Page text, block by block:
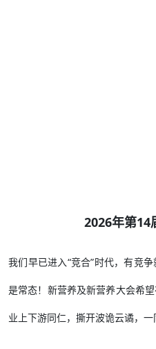
2026年第14
我们早已进入“竞合”时代，有竞
是常态！新营养及新营养大会希
业上下游同仁，撕开波诡云谲，一